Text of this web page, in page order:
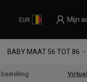
EUR Mijn
BABY MAAT 56 TOT 86
bestelling